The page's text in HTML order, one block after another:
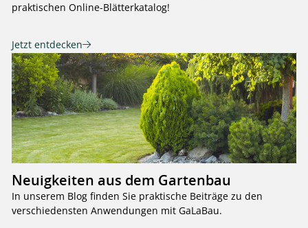
praktischen Online-Blätterkatalog!
Jetzt entdecken
Neuigkeiten aus dem Gartenbau
In unserem Blog finden Sie praktische Beiträge zu den
verschiedensten Anwendungen mit GaLaBau.